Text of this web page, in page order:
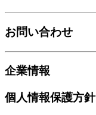
お問い合わせ
企業情報
個人情報保護方針